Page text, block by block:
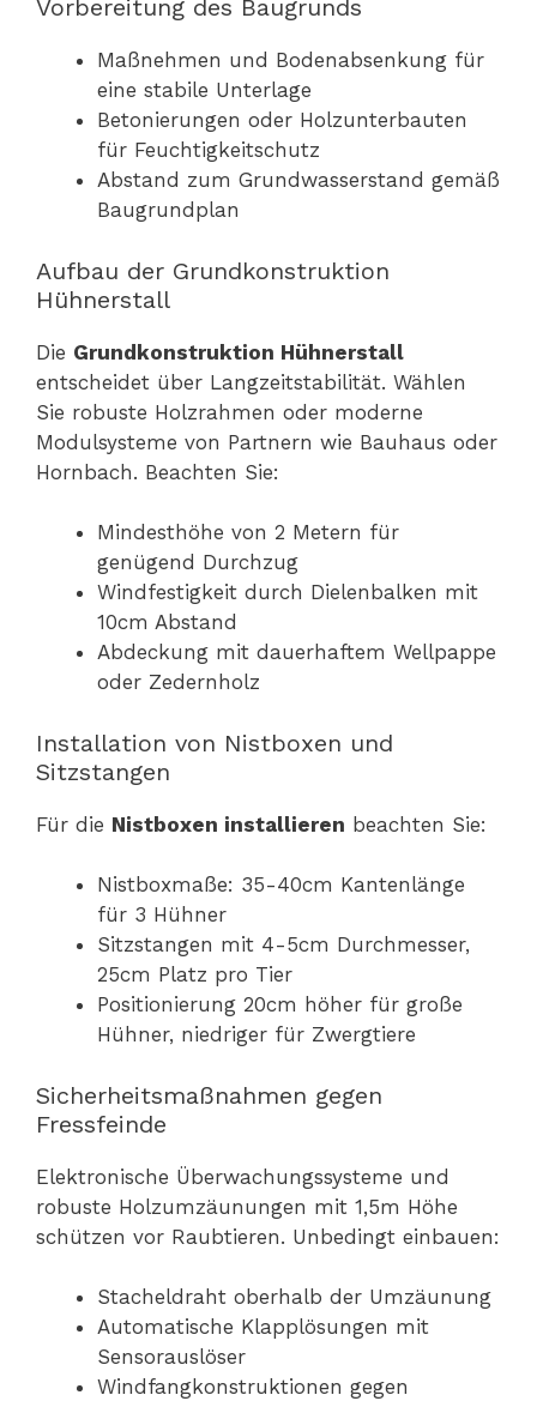
Vorbereitung des Baugrunds
Maßnehmen und Bodenabsenkung für
eine stabile Unterlage
Betonierungen oder Holzunterbauten
für Feuchtigkeitschutz
Abstand zum Grundwasserstand gemäß
Baugrundplan
Aufbau der Grundkonstruktion
Hühnerstall
Die Grundkonstruktion Hühnerstall
entscheidet über Langzeitstabilität. Wählen
Sie robuste Holzrahmen oder moderne
Modulsysteme von Partnern wie Bauhaus oder
Hornbach. Beachten Sie:
Mindesthöhe von 2 Metern für
genügend Durchzug
Windfestigkeit durch Dielenbalken mit
10cm Abstand
Abdeckung mit dauerhaftem Wellpappe
oder Zedernholz
Installation von Nistboxen und
Sitzstangen
Für die Nistboxen installieren beachten Sie:
Nistboxmaße: 35-40cm Kantenlänge
für 3 Hühner
Sitzstangen mit 4-5cm Durchmesser,
25cm Platz pro Tier
Positionierung 20cm höher für große
Hühner, niedriger für Zwergtiere
Sicherheitsmaßnahmen gegen
Fressfeinde
Elektronische Überwachungssysteme und
robuste Holzumzäunungen mit 1,5m Höhe
schützen vor Raubtieren. Unbedingt einbauen:
Stacheldraht oberhalb der Umzäunung
Automatische Klapplösungen mit
Sensorauslöser
Windfangkonstruktionen gegen